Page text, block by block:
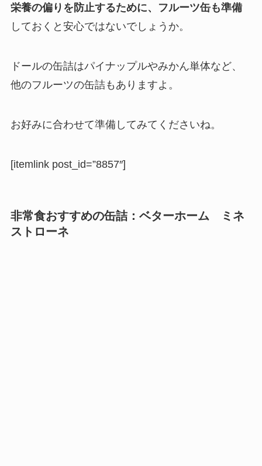
栄養の偏りを防止するために、フルーツ缶も準備
しておくと安心ではないでしょうか。
ドールの缶詰はパイナップルやみかん単体など、
他のフルーツの缶詰もありますよ。
お好みに合わせて準備してみてくださいね。
[itemlink post_id=”8857″]
非常食おすすめの缶詰： ベターホーム
ミネ
ストローネ